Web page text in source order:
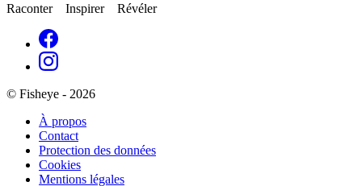
Raconter Inspirer Révéler
© Fisheye - 2026
À propos
Contact
Protection des données
Cookies
Mentions légales